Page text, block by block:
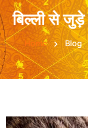
बिल्ली से
Home Blog